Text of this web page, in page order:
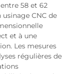
58 et 62
CNC de
et à une
Les mesures
régulières de